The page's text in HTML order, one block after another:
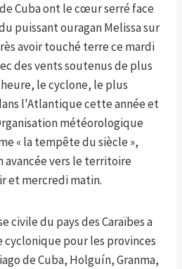
Cuba ont le cœur serré face
puissant ouragan Melissa sur
avoir touché terre ce mardi
des vents soutenus de plus
le cyclone, le plus
l'Atlantique cette année et
météorologique
« la tempête du siècle »,
avancée vers le territoire
et mercredi matin.
civile du pays des Caraïbes a
pour les provinces
de Cuba, Holguín, Granma,